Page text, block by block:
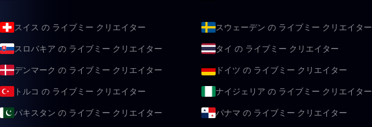
スイス の ライブミー クリエイター スウェーデン の ライブミー クリエイター
スロバキア の ライブミー クリエイター タイ の ライブミー クリエイター
デンマーク の ライブミー クリエイター ドイツ の ライブミー クリエイター
トルコ の ライブミー クリエイター ナイジェリア の ライブミー クリエイター
パキスタン の ライブミー クリエイター パナマ の ライブミー クリエイター